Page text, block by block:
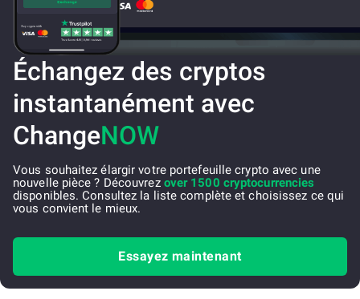
Échangez des cryptos
instantanément avec
ChangeNOW
Vous souhaitez élargir votre portefeuille crypto avec une
nouvelle pièce ? Découvrez over 1500 cryptocurrencies
disponibles. Consultez la liste complète et choisissez ce qui
vous convient le mieux.
Essayez maintenant